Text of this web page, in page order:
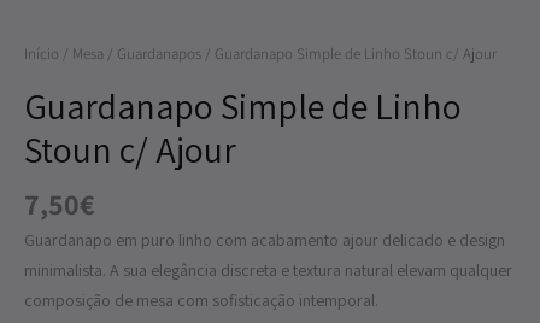
Início / Mesa / Guardanapos / Guardanapo Simple de Linho Stoun c/ Ajour
Guardanapo Simple de Linho
Stoun c/ Ajour
7,50€
Guardanapo em puro linho com acabamento ajour delicado e design
minimalista. A sua elegância discreta e textura natural elevam qualquer
composição de mesa com sofisticação intemporal.
c/
Ajour